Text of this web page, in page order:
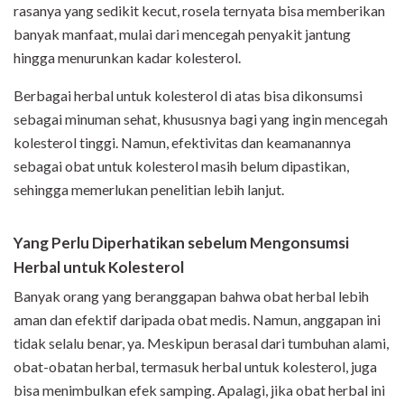
rasanya yang sedikit kecut, rosela ternyata bisa memberikan
banyak manfaat, mulai dari mencegah penyakit jantung
hingga menurunkan kadar kolesterol.
Berbagai herbal untuk kolesterol di atas bisa dikonsumsi
sebagai minuman sehat, khususnya bagi yang ingin mencegah
kolesterol tinggi. Namun, efektivitas dan keamanannya
sebagai obat untuk kolesterol masih belum dipastikan,
sehingga memerlukan penelitian lebih lanjut.
Yang Perlu Diperhatikan sebelum Mengonsumsi
Herbal untuk Kolesterol
Banyak orang yang beranggapan bahwa obat herbal lebih
aman dan efektif daripada obat medis. Namun, anggapan ini
tidak selalu benar, ya. Meskipun berasal dari tumbuhan alami,
obat-obatan herbal, termasuk herbal untuk kolesterol, juga
bisa menimbulkan efek samping. Apalagi, jika obat herbal ini